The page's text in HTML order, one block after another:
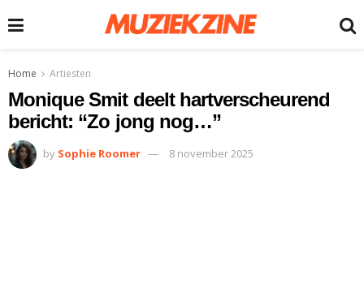
Home Artiesten
Monique Smit deelt hartverscheurend
bericht: “Zo jong nog…”
by Sophie Roomer 8 november 2025